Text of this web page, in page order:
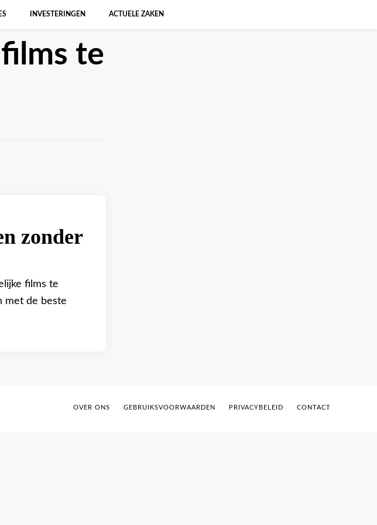
INVESTERINGEN ACTUELE ZAKEN
te
zonder
films te
met de beste
OVER ONS GEBRUIKSVOORWAARDEN PRIVACYBELEID CONTACT